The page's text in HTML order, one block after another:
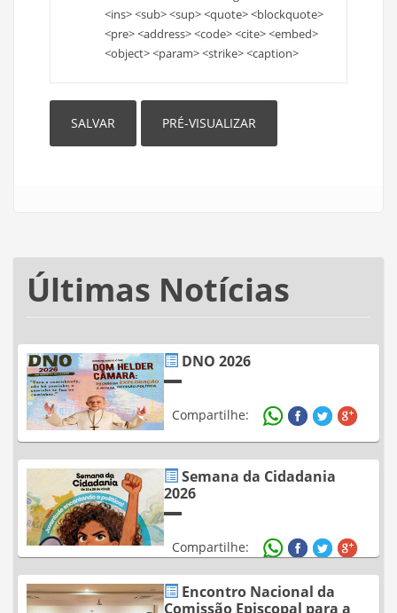
<ins> <sub> <sup> <quote> <blockquote>
<pre> <address> <code> <cite> <embed>
<object> <param> <strike> <caption>
Últimas Notícias
DNO 2026
Compartilhe:
Semana da Cidadania
2026
Compartilhe:
Encontro Nacional da
Comissão Episcopal para a